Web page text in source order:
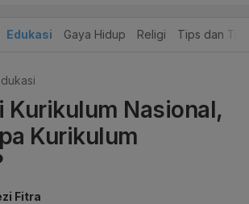
Edukasi Gaya Hidup Religi Tips dan Trik
Kurikulum Nasional,
Kurikulum
Fitra